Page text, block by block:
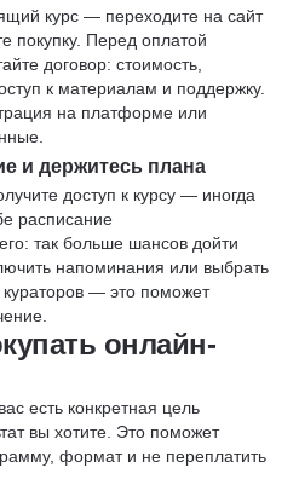
курс — переходите на сайт
покупку. Перед оплатой
договор: стоимость,
к материалам и поддержку.
на платформе или
и держитесь плана
доступ к курсу — иногда
расписание
так больше шансов дойти
напоминания или выбрать
— это поможет
онлайн-
есть конкретная цель
вы хотите. Это поможет
формат и не переплатить